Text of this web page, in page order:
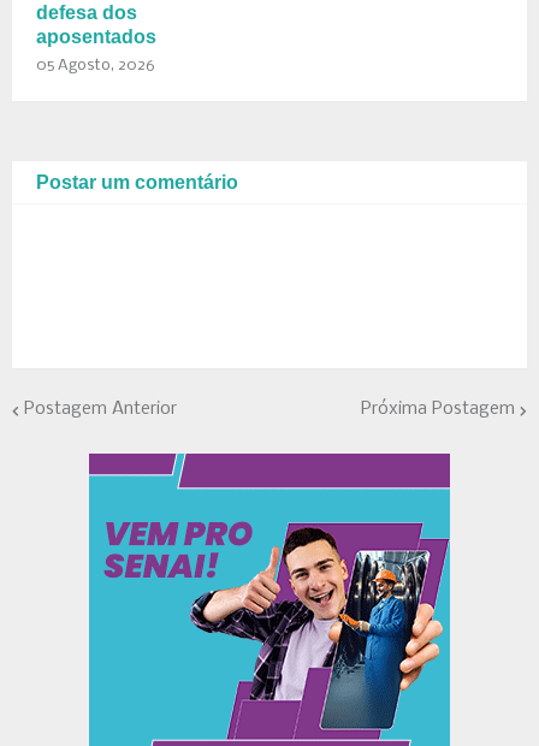
defesa dos
aposentados
05 Agosto, 2026
Postar um comentário
Postagem Anterior Próxima Postagem